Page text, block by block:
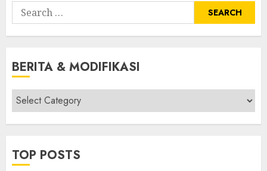
Search
for:
BERITA & MODIFIKASI
Berita
&
Modifikasi
TOP POSTS